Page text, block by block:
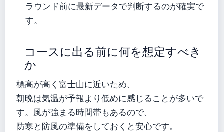
ラウンド前に最新データで判断するのが確実で
す。
コースに出る前に何を想定すべき
か
標高が高く富士山に近いため、
朝晩は気温が予報より低めに感じることが多いで
す。風が強まる時間帯もあるので、
防寒と防風の準備をしておくと安心です。